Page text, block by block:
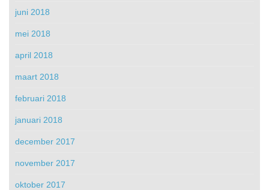
juni 2018
mei 2018
april 2018
maart 2018
februari 2018
januari 2018
december 2017
november 2017
oktober 2017